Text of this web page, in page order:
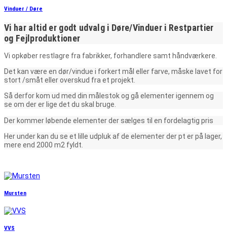
Vinduer / Døre
Vi har altid er godt udvalg i Døre/Vinduer i Restpartier
og Fejlproduktioner
Vi opkøber restlagre fra fabrikker, forhandlere samt håndværkere.
Det kan være en dør/vindue i forkert mål eller farve, måske lavet for
stort /småt eller overskud fra et projekt.
Så derfor kom ud med din målestok og gå elementer igennem og
se om der er lige det du skal bruge.
Der kommer løbende elementer der sælges til en fordelagtig pris
Her under kan du se et lille udpluk af de elementer der pt er på lager,
mere end 2000 m2 fyldt.
Mursten
VVS